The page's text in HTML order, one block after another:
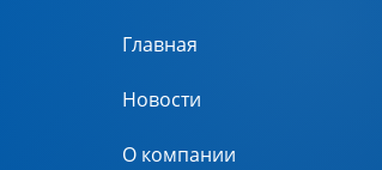
Главная
Новости
О компании